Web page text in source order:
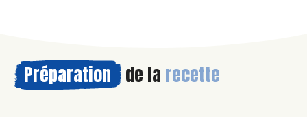
Préparation de la recette